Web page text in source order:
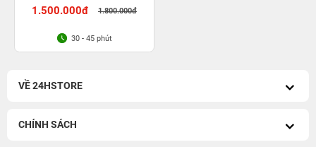
1.500.000đ 1.800.000đ
30 - 45 phút
VỀ 24HSTORE
CHÍNH SÁCH